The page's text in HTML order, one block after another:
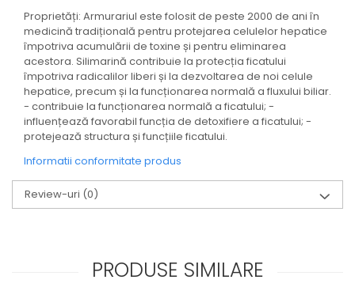
CEAIURI
GEMODERIVATE
CREME AFECTIUNI PIELE
SUPOZITOARE
TINCTURI
SUPERALIMENTE
Proprietăți: Armurariul este folosit de peste 2000 de ani în
medicină tradițională pentru protejarea celulelor hepatice
împotriva acumulării de toxine și pentru eliminarea
acestora. Silimarină contribuie la protecția ficatului
împotriva radicalilor liberi și la dezvoltarea de noi celule
hepatice, precum și la funcționarea normală a fluxului biliar.
- contribuie la funcționarea normală a ficatului; -
influențează favorabil funcția de detoxifiere a ficatului; -
protejează structura și funcțiile ficatului.
Informatii conformitate produs
Review-uri (0)
PRODUSE SIMILARE